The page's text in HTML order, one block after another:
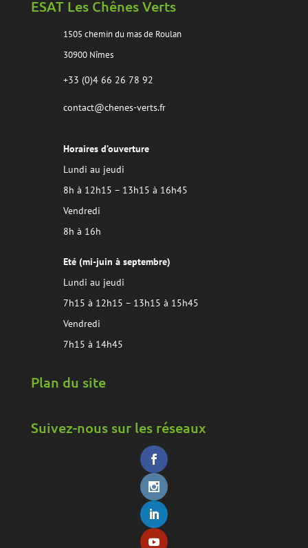
ESAT Les Chênes Verts
1505 chemin du mas de Roulan
30900 Nîmes
+33 (0)4 66 26 78 92
contact@chenes-verts.fr
Horaires d’ouverture
Lundi au jeudi
8h à 12h15 – 13h15 à 16h45
Vendredi
8h à 16h
Eté (mi-juin à septembre)
Lundi au jeudi
7h15 à 12h15 – 13h15 à 15h45
Vendredi
7h15 à 14h45
Plan du site
Suivez-nous sur les réseaux